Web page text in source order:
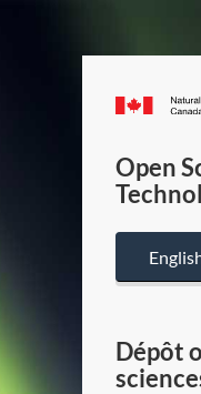
Open
Dépôt